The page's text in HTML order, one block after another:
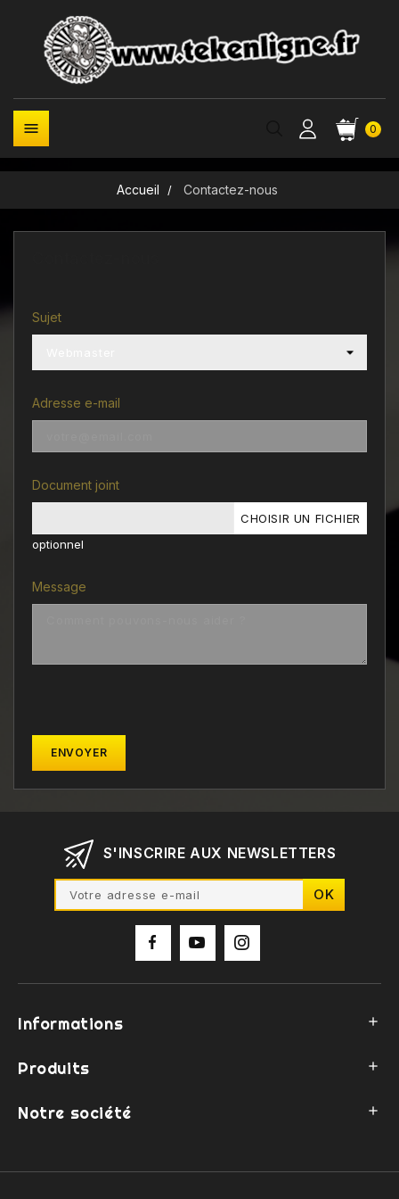
0

Accueil Contactez-nous
Sujet
Adresse e-mail
Document joint
CHOISIR UN FICHIER
optionnel
Message
S'INSCRIRE AUX NEWSLETTERS
Informations 
Produits 
Notre société 